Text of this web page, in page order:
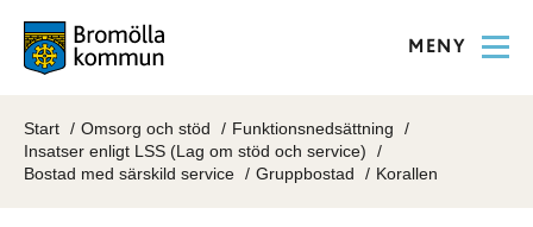
MENY
Start Omsorg och stöd
Funktionsnedsättning
Insatser enligt LSS (Lag om stöd och service)
Bostad med särskild service
Gruppbostad Korallen